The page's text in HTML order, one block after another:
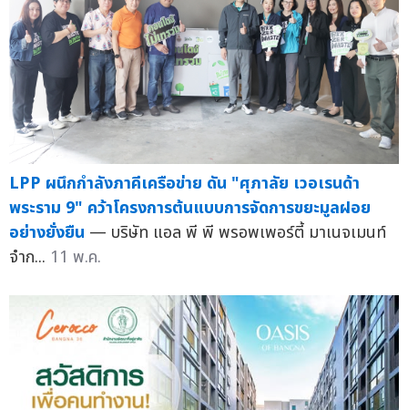
LPP ผนึกกำลังภาคีเครือข่าย ดัน "ศุภาลัย เวอเรนด้า
พระราม 9" คว้าโครงการต้นแบบการจัดการขยะมูลฝอย
อย่างยั่งยืน — บริษัท แอล พี พี พรอพเพอร์ตี้ มาเนจเมนท์
จำก... 11 พ.ค.